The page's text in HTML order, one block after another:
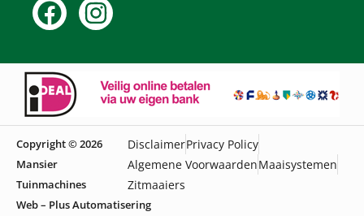
Copyright © 2026
Mansier
Tuinmachines
DisclaimerPrivacy Policy
Algemene VoorwaardenMaaisystemen
Zitmaaiers
Web – Plus Automatisering